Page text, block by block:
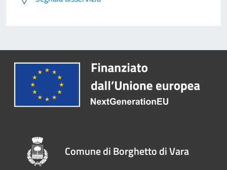
Comune di Borghetto di Vara